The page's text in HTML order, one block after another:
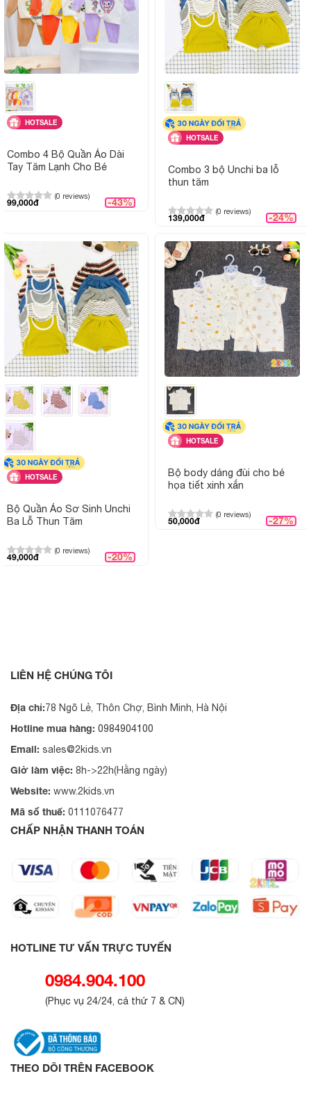
Hình ảnh sản phẩm
HOTSALE
Combo 4 Bộ Quần Áo Dài
Tay Tăm Lạnh Cho Bé
(0 reviews)
99,000đ -43%
HOTSALE
Combo 3 bộ Unchi ba lỗ
thun tăm
(0 reviews)
139,000đ -24%
HOTSALE
Bộ Quần Áo Sơ Sinh Unchi
Ba Lỗ Thun Tăm
(0 reviews)
49,000đ -20%
HOTSALE
Bộ body dáng đùi cho bé
họa tiết xinh xắn
(0 reviews)
50,000đ -27%
LIÊN HỆ CHÚNG TÔI
Địa chỉ:78 Ngõ Lẻ, Thôn Chợ, Bình Minh, Hà Nội
Hotline mua hàng: 0984904100
Email: sales@2kids.vn
Giờ làm việc: 8h->22h(Hằng ngày)
Website: www.2kids.vn
Mã số thuế: 0111076477
CHẤP NHẬN THANH TOÁN
HOTLINE TƯ VẤN TRỰC TUYẾN
0984.904.100
(Phục vụ 24/24, cả thứ 7 & CN)
THEO DÕI TRÊN FACEBOOK